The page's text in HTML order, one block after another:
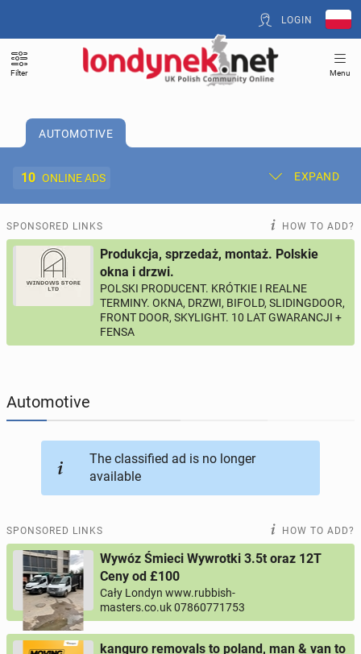
LOGIN
Filter Menu
AUTOMOTIVE
10 ONLINE ADS EXPAND
Post New Ad My Ads
Offer and Adverts Price
ACCOMMODATION 267online ads
JOBSEEKERS
AUTOMOTIVE
BUY & SELL 43online ads
PERSONALS
SPONSORED LINKS HOW TO ADD?
Produkcja, sprzedaż, montaż. Polskie
okna i drzwi.
POLSKI PRODUCENT. KRÓTKIE I REALNE
TERMINY. OKNA, DRZWI, BIFOLD, SLIDINGDOOR,
FRONT DOOR, SKYLIGHT. 10 LAT GWARANCJI +
FENSA
Automotive
The classified ad is no longer
available
SPONSORED LINKS HOW TO ADD?
Wywóz Śmieci Wywrotki 3.5t oraz 12T
Ceny od £100
Cały Londyn www.rubbish-
masters.co.uk 07860771753
kanguro removals to poland, man & van to